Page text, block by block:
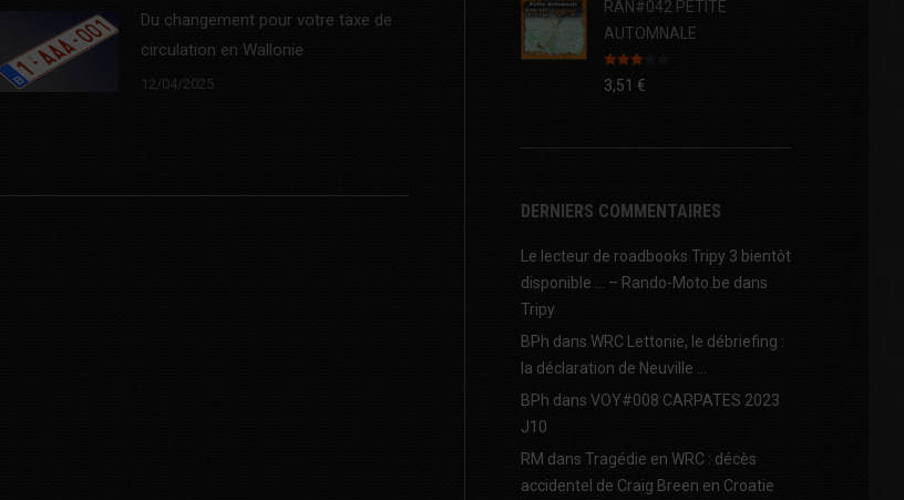
Du changement pour votre taxe de
circulation en Wallonie
12/04/2025
RAN#042 PETITE
AUTOMNALE
Note
3.00
3,51 €
DERNIERS COMMENTAIRES
Le lecteur de roadbooks Tripy 3 bientôt
disponible … – Rando-Moto.be dans
Tripy
BPh dans WRC Lettonie, le débriefing :
la déclaration de Neuville …
BPh dans VOY#008 CARPATES 2023
J10
RM dans Tragédie en WRC : décès
accidentel de Craig Breen en Croatie